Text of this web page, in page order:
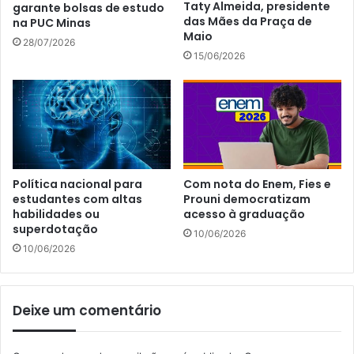
garante bolsas de estudo
na PUC Minas
28/07/2026
Taty Almeida, presidente
das Mães da Praça de
Maio
15/06/2026
Política nacional para
estudantes com altas
habilidades ou
superdotação
10/06/2026
Com nota do Enem, Fies e
Prouni democratizam
acesso à graduação
10/06/2026
Deixe um comentário